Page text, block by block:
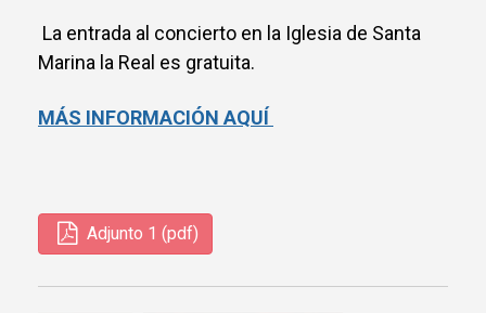
La entrada al concierto en la Iglesia de Santa
Marina la Real es gratuita.
MÁS INFORMACIÓN AQUÍ
Adjunto 1 (pdf)